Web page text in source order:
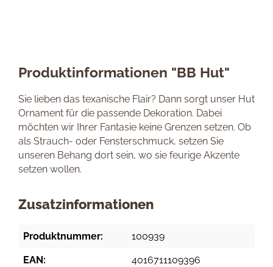
Produktinformationen "BB Hut"
Sie lieben das texanische Flair? Dann sorgt unser Hut
Ornament für die passende Dekoration. Dabei
möchten wir Ihrer Fantasie keine Grenzen setzen. Ob
als Strauch- oder Fensterschmuck, setzen Sie
unseren Behang dort sein, wo sie feurige Akzente
setzen wollen.
Zusatzinformationen
Produktnummer: 100939
EAN: 4016711109396